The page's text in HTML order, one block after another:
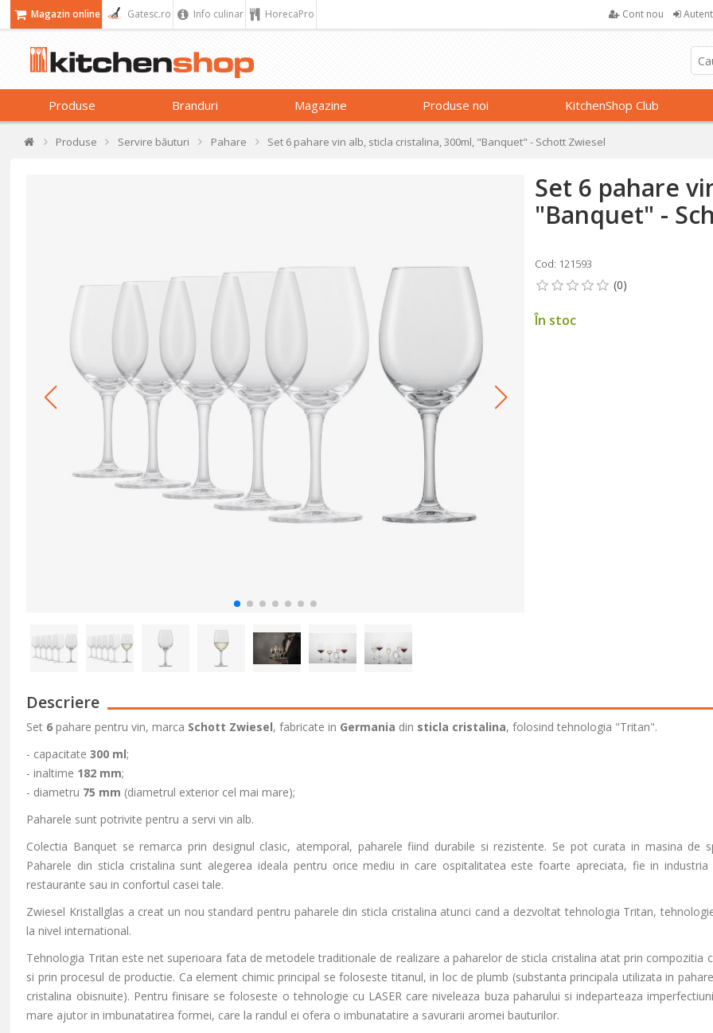
Magazin online Gatesc.ro Info culinar HorecaPro Cont nou
Produse Branduri Magazine Produse noi KitchenShop Club
Produse Servire băuturi Pahare Set 6 pahare vin alb, sticla cristalina, 300ml, "Banquet" - Schott Zwiesel
Set 6 pahare
"Banquet" -
Cod: 121593
În stoc
Descriere
Set 6 pahare pentru vin, marca Schott Zwiesel, fabricate in Germania din sticla cristalina, folosind tehnologia "Tritan".
- capacitate300 ml;
- inaltime 182 mm;
- diametru 75 mm (diametrul exterior cel mai mare);
Paharele sunt potrivite pentru a servi vin alb.
Colectia Banquet se remarca prin designul clasic, atemporal, paharele fiind durabile si rezistente. Se pot curata in masina de
Paharele din sticla cristalina sunt alegerea ideala pentru orice mediu in care ospitalitatea este foarte apreciata, fie in industria
restaurante sau in confortul casei tale.
Zwiesel Kristallglas a creat un nou standard pentru paharele din sticla cristalina atunci cand a dezvoltat tehnologia Tritan,
la nivel international.
Tehnologia Tritan este net superioara fata de metodele traditionale de realizare a paharelor de sticla cristalina atat prin compozitia
si prin procesul de productie. Ca element chimic principal se foloseste titanul, in loc de plumb (substanta principala utilizata in
cristalina obisnuite). Pentru finisare se foloseste o tehnologie cu LASER care niveleaza buza paharului si indeparteaza
mare ajutor in imbunatatirea formei, care la randul ei ofera o imbunatatire a savurarii aromei bauturilor.